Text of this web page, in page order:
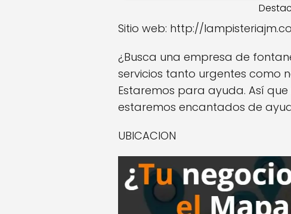
Sitio web: http://
¿Busca una empresa de
servicios tanto urgentes como
Estaremos para ayuda. Así
estaremos encantados de
UBICACION